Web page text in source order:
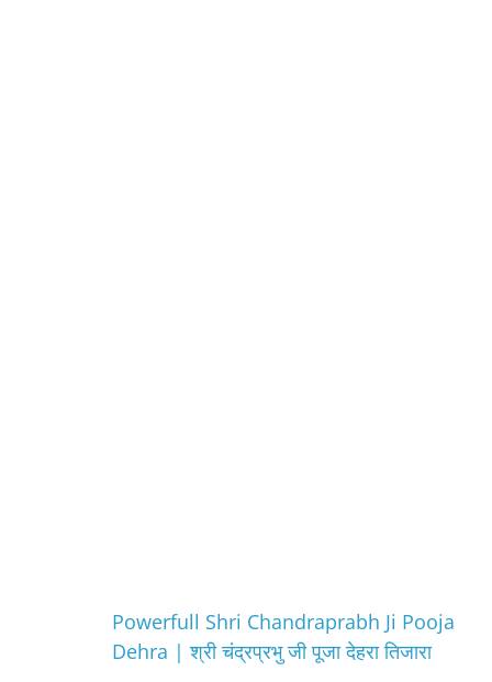
Powerfull Shri Chandraprabh Ji Pooja
Dehra | श्री चंद्रप्रभु जी पूजा देहरा तिजारा